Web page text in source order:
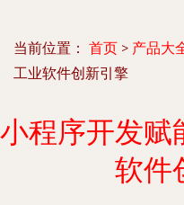
当前位置： 首页 > 产品大
工业软件创新引擎
小程序开发赋
软件